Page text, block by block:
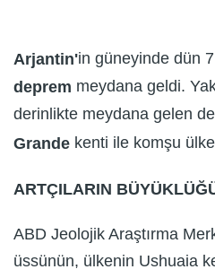
Arjantin'in güneyinde dün
deprem meydana geldi.
derinlikte meydana gelen
Grande kenti ile komşu ülke
ARTÇILARIN
ABD Jeolojik Araştırma
üssünün, ülkenin Ushuaia